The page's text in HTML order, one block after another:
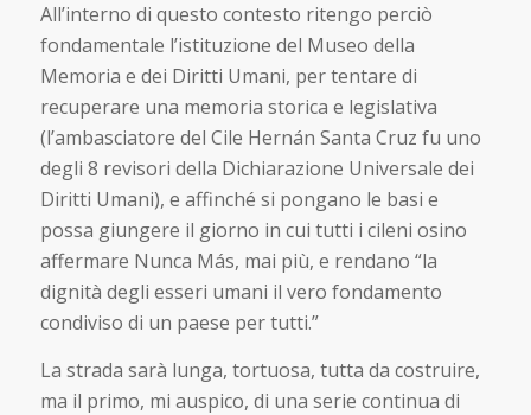
All’interno di questo contesto ritengo perciò
fondamentale l’istituzione del Museo della
Memoria e dei Diritti Umani, per tentare di
recuperare una memoria storica e legislativa
(l’ambasciatore del Cile Hernán Santa Cruz fu uno
degli 8 revisori della Dichiarazione Universale dei
Diritti Umani), e affinché si pongano le basi e
possa giungere il giorno in cui tutti i cileni osino
affermare Nunca Más, mai più, e rendano “la
dignità degli esseri umani il vero fondamento
condiviso di un paese per tutti.”
La strada sarà lunga, tortuosa, tutta da costruire,
ma il primo, mi auspico, di una serie continua di